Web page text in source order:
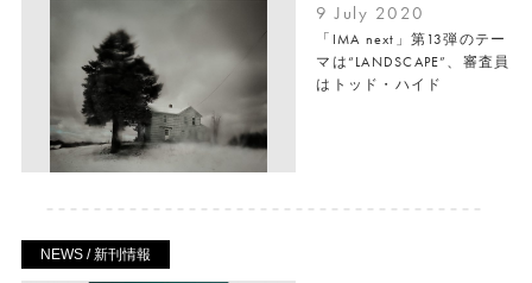
9 July 2020
「IMA next」第13弾のテー
マは“LANDSCAPE”、審査員
はトッド・ハイド
NEWS / 新刊情報